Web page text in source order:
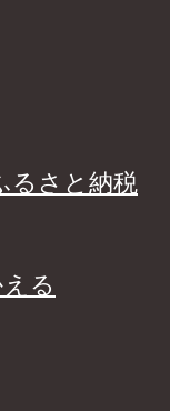
るさと納税
る